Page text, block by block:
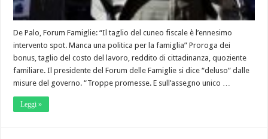
De Palo, Forum Famiglie: “Il taglio del cuneo fiscale è l’ennesimo
intervento spot. Manca una politica per la famiglia” Proroga dei
bonus, taglio del costo del lavoro, reddito di cittadinanza, quoziente
familiare. Il presidente del Forum delle Famiglie si dice “deluso” dalle
misure del governo. “Troppe promesse. E sull’assegno unico …
Leggi »